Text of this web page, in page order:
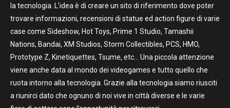
la tecnologia. L’idea è di creare un sito di riferimento dove poter
trovare informazioni, recensioni di statue ed action figure di varie
case come Sideshow, Hot Toys, Prime 1 Studio, Tamashii
Nations, Bandai, XM Studios, Storm Collectibles, PCS, HMO,
Prototype Z, Kinetiquettes, Tsume, etc… Una piccola attenzione
viene anche data al mondo dei videogames e tutto quello che
ruota intorno alla tecnologia. Grazie alla tecnologia siamo riusciti
a riunirci dato che ognuno di noi vive in città diverse e le varie